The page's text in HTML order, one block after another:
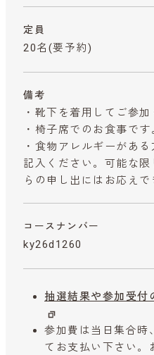
定員
20名(要予約)
備考
・靴下を着用してご参加
・椅子席でのお食事です
・食物アレルギーがあ
記入ください。可能な
らの申し出にはお応えで
コースナンバー
ky26d1260
抽選結果や参加受付
参加費は当日集合時
てお支払い下さい。